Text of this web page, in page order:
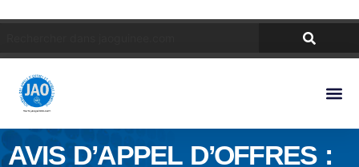
AVIS D’APPEL D’OFFRES :